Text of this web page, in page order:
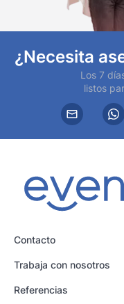
¿Necesita
Los 7
listos
Contacto
Trabaja con nosotros
Referencias